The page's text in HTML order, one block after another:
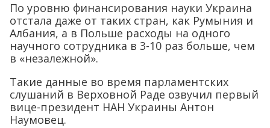
По уровню финансирования науки Украина
отстала даже от таких стран, как Румыния и
Албания, а в Польше расходы на одного
научного сотрудника в 3-10 раз больше, чем
в «незалежной».
Такие данные во время парламентских
слушаний в Верховной Раде озвучил первый
вице-президент НАН Украины Антон
Наумовец.